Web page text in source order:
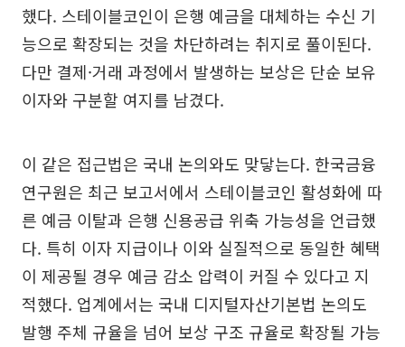
했다. 스테이블코인이 은행 예금을 대체하는 수신 기
능으로 확장되는 것을 차단하려는 취지로 풀이된다.
다만 결제·거래 과정에서 발생하는 보상은 단순 보유
이자와 구분할 여지를 남겼다.
이 같은 접근법은 국내 논의와도 맞닿는다. 한국금융
연구원은 최근 보고서에서 스테이블코인 활성화에 따
른 예금 이탈과 은행 신용공급 위축 가능성을 언급했
다. 특히 이자 지급이나 이와 실질적으로 동일한 혜택
이 제공될 경우 예금 감소 압력이 커질 수 있다고 지
적했다. 업계에서는 국내 디지털자산기본법 논의도
발행 주체 규율을 넘어 보상 구조 규율로 확장될 가능